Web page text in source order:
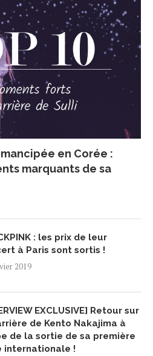
en Corée :
marquants de sa
: les prix de leur
à Paris sont sortis !
2019
EXCLUSIVE] Retour sur
de Kento Nakajima à
de la sortie de sa première
internationale !